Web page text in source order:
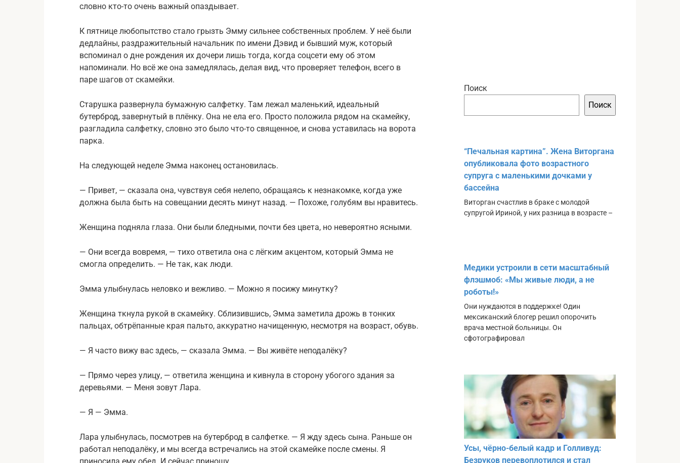
словно кто-то очень важный опаздывает.
К пятнице любопытство стало грызть Эмму сильнее собственных проблем. У неё были
дедлайны, раздражительный начальник по имени Дэвид и бывший муж, который
вспоминал о дне рождения их дочери лишь тогда, когда соцсети ему об этом
напоминали. Но всё же она замедлялась, делая вид, что проверяет телефон, всего в
паре шагов от скамейки.
Старушка развернула бумажную салфетку. Там лежал маленький, идеальный
бутерброд, завернутый в плёнку. Она не ела его. Просто положила рядом на скамейку,
разгладила салфетку, словно это было что-то священное, и снова уставилась на ворота
парка.
На следующей неделе Эмма наконец остановилась.
— Привет, — сказала она, чувствуя себя нелепо, обращаясь к незнакомке, когда уже
должна была быть на совещании десять минут назад. — Похоже, голубям вы нравитесь.
Женщина подняла глаза. Они были бледными, почти без цвета, но невероятно ясными.
— Они всегда вовремя, — тихо ответила она с лёгким акцентом, который Эмма не
смогла определить. — Не так, как люди.
Эмма улыбнулась неловко и вежливо. — Можно я посижу минутку?
Женщина ткнула рукой в скамейку. Сблизившись, Эмма заметила дрожь в тонких
пальцах, обтрёпанные края пальто, аккуратно начищенную, несмотря на возраст, обувь.
— Я часто вижу вас здесь, — сказала Эмма. — Вы живёте неподалёку?
— Прямо через улицу, — ответила женщина и кивнула в сторону убогого здания за
деревьями. — Меня зовут Лара.
— Я — Эмма.
Лара улыбнулась, посмотрев на бутерброд в салфетке. — Я жду здесь сына. Раньше он
работал неподалёку, и мы всегда встречались на этой скамейке после смены. Я
Поиск
Поиск
“Печальная картина”. Жена Виторгана
опубликовала фото возрастного
супруга с маленькими дочками у
бассейна
Виторган счастлив в браке с молодой
супругой Ириной, у них разница в возрасте –
Медики устроили в сети масштабный
флэшмоб: «Мы живые люди, а не
роботы!»
Они нуждаются в поддержке! Один
мексиканский блогер решил опорочить
врача местной больницы. Он
сфотографировал
Усы, чёрно-белый кадр и Голливуд:
Безруков перевоплотился и стал